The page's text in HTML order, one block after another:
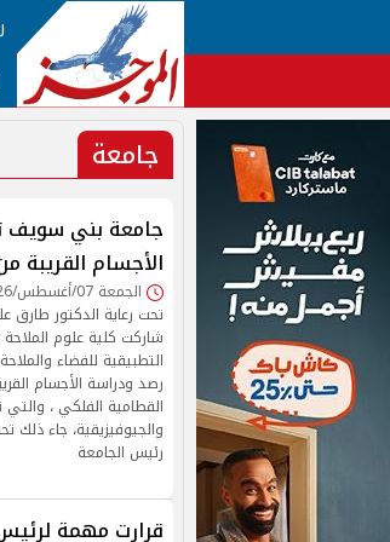
جامعة
جامعة بني سويف
الأجسام القريبة
الجمعة 07/أغسطس/2026 - 06:54 م
تحت رعاية الدكتور طارق
شاركت كلية علوم الملاحة
التطبيقية للفضاء
رصد ودراسة الأجسام
القطامية الفلكي ،
والجيوفيزيقية، جاء ذلك
رئيس الجامعة
قرارت مهمة